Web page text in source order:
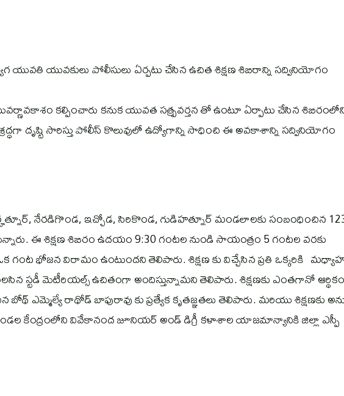
యువతి యువకులు పోలీసులు ఏర్పటు చేసిన ఉచిత శిక్షణ శిబిరాన్ని సద్వినియోగం
కల్పించారు కనుక యువత సత్ప్రవర్తన తో ఉంటూ ఏర్పాటు చేసిన
శ్రద్ధగా దృష్టి సారిస్తు పోలీస్ కొలువులో ఉద్యోగాన్ని సాధించి ఈ అవకాశాన్ని సద్వినియోగం
నేరడిగొండ, ఇచ్చోడ, సిరికొండ, గుడిహత్నూర్ మండలాలకు సంబంధించిన
ఈ శిక్షణ శిబిరం ఉదయం 9:30 గంటల నుండి సాయంత్రం 5 గంటల వరకు
గంట భోజన విరామం ఉంటుందని తెలిపారు. శిక్షణ కు విచ్చేసిన ప్రతి ఒక్కరికి
స్టడీ మెటీరియల్స్ ఉచితంగా అందిస్తున్నామని తెలిపారు. శిక్షణకు ఎంతగానో
రాథోడ్ బాపురావు కు ప్రత్యేక కృతజ్ఞతలు తెలిపారు. మరియు శిక్షణకు
కేంద్రంలోని వివేకానంద జూనియర్ అండ్ డిగ్రీ కళాశాల యాజమాన్యానికి జిల్లా ఎస్పీ